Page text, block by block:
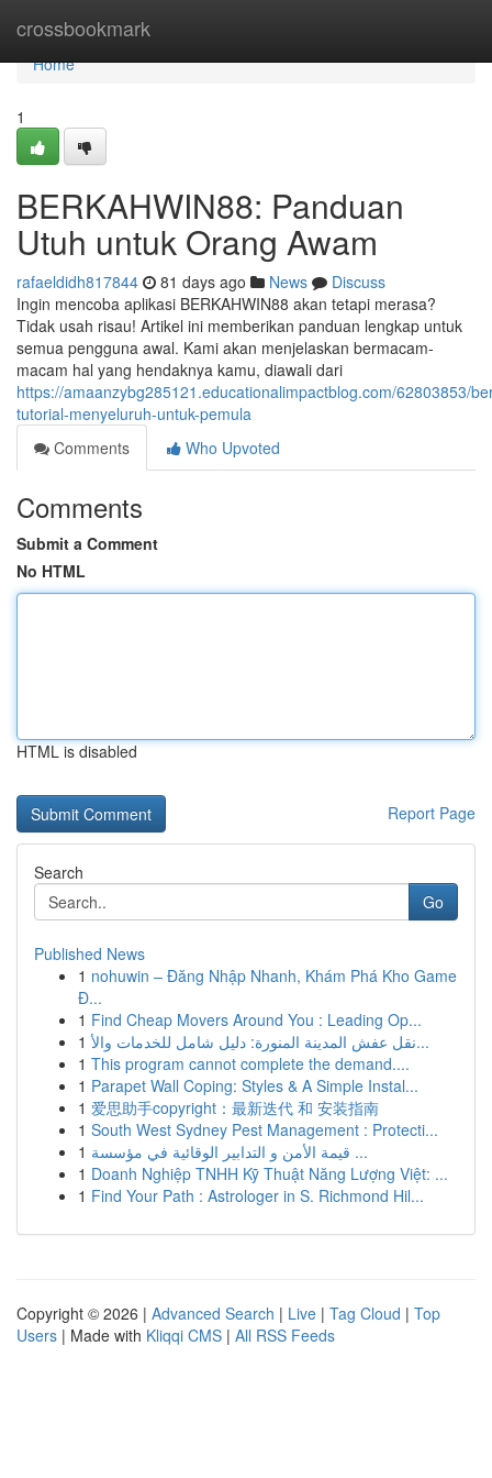
crossbookmark
Home
Home
1
BERKAHWIN88: Panduan
Utuh untuk Orang Awam
rafaeldidh817844 81 days ago News
Discuss
Ingin mencoba aplikasi BERKAHWIN88 akan tetapi merasa?
Tidak usah risau! Artikel ini memberikan panduan lengkap untuk
semua pengguna awal. Kami akan menjelaskan bermacam-
macam hal yang hendaknya kamu, diawali dari
https://amaanzybg285121.educationalimpactblog.com/62803853/
tutorial-menyeluruh-untuk-pemula
Comments
Who Upvoted
Comments
Submit a Comment
No HTML
HTML is disabled
Report Page
Search
Go
Published News
1 nohuwin – Đăng Nhập Nhanh, Khám Phá Kho Game
Đ...
1 Find Cheap Movers Around You : Leading Op...
1
نقل عفش المدينة المنورة: دليل شامل للخدمات والأ...
1 This program cannot complete the demand....
1 Parapet Wall Coping: Styles & A Simple Instal...
1 爱思助手copyright：最新迭代 和 安装指南
1 South West Sydney Pest Management : Protecti...
1
قيمة الأمن و التدابير الوقائية في مؤسسة ...
1 Doanh Nghiệp TNHH Kỹ Thuật Năng Lượng Việt: ...
1 Find Your Path : Astrologer in S. Richmond Hil...
Copyright © 2026 | Advanced Search | Live | Tag Cloud | Top
Users | Made with Kliqqi CMS | All RSS Feeds